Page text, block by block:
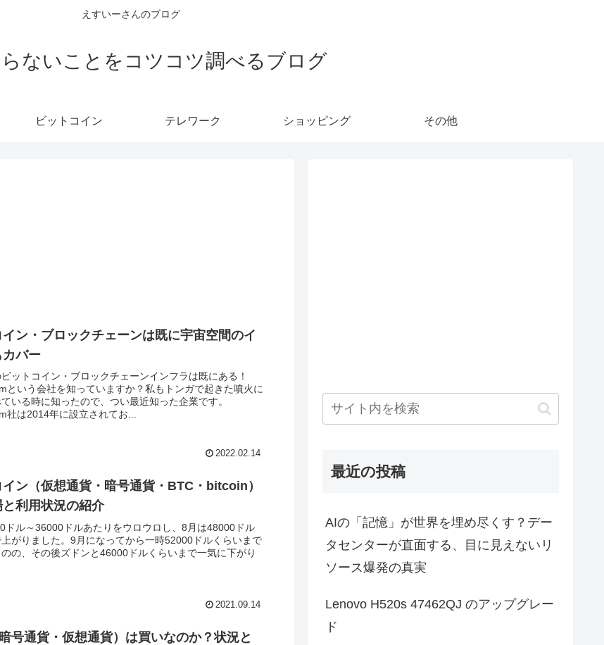
えすいーさんのブログ
ないことをコツコツ調べるブログ
ビットコイン テレワーク ショッピング その他
イン・ブロックチェーンは既に宇宙空間のイ
カバー
ットコイン・ブロックチェーンインフラは既にある！
という会社を知っていますか？私もトンガで起きた噴火に
いる時に知ったので、つい最近知った企業です。
社は2014年に設立されてお...
2022.02.14
イン（仮想通貨・暗号通貨・BTC・bitcoin）
利用状況の紹介
ドル～36000ドルあたりをウロウロし、8月は48000ドル
上がりました。9月になってから一時52000ドルくらいまで
の、その後ズドンと46000ドルくらいまで一気に下がり
2021.09.14
号通貨・仮想通貨）は買いなのか？状況と
最近の投稿
AIの「記憶」が世界を埋め尽くす？デー
タセンターが直面する、目に見えないリ
ソース爆発の真実
Lenovo H520s 47462QJ のアップグレー
ド